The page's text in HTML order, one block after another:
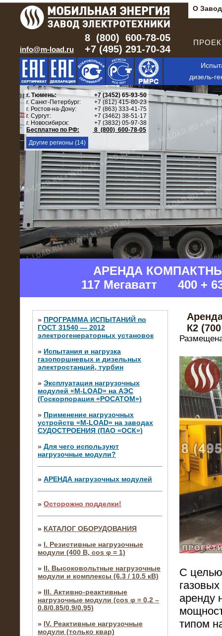
О
info@m-load.ru
8 (800) 600-78-05
+7 (495) 291-70-34
дизель-
г. Тюмень:
+7 (3452) 65-93-50
г. Санкт-Петербург:
+7 (812) 415-80-23
г. Ростов-на-Дону:
+7 (863) 333-41-75
г. Сургут:
+7 (3462) 38-51-17
г. Новосибирск:
+7 (3832) 05-97-38
Бесплатно по РФ:
8 (800) 600-78-05
Другие регионы (14)
АРЕНДА
117 Мегаватт 400 +
» ПРОГРАММА ИСПЫТАНИЙ по
ГОСТ 31540 — 2012
электрогенераторных установок
» Испытания и нагрузка
газопоршневых и дизельных
электростанций, турбин
» Эксплуатация нагрузочных
модулей «M-LOAD» на АЭС
(Госкорпорация «РОСАТОМ»)
» Применение нагрузочных
устройств «M-LOAD» на заводах
СУДОСТРОЕНИЯ (ПАО «ОСК»)
» Для чего используют
нагрузочные модули?
» АРЕНДА нагрузочных модулей
» Осторожно подделки!
» КАТАЛОГ ОБОРУДОВАНИЯ
» I. Резистивные нагрузочные
модули (400 В, cos φ = 1)
» II. Высоковольтные нагрузочные
модули и комплексы (6.3 / 10.5 кВ)
» III. Активно-реактивные
нагрузочные модули (cos φ = 0,2 –
0.8/0.85/0.9/0.95)
» IV. Реактивные нагрузочные
модули (только квар)
К2
С
аренду
типом